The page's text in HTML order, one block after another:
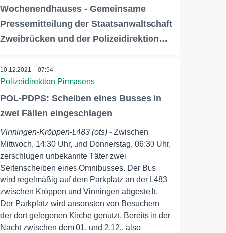
Wochenendhauses - Gemeinsame
Pressemitteilung der Staatsanwaltschaft
Zweibrücken und der Polizeidirektion…
10.12.2021 – 07:54
Polizeidirektion Pirmasens
POL-PDPS: Scheiben eines Busses in
zwei Fällen eingeschlagen
Vinningen-Kröppen-L483 (ots) - Zwischen
Mittwoch, 14:30 Uhr, und Donnerstag, 06:30 Uhr,
zerschlugen unbekannte Täter zwei
Seitenscheiben eines Omnibusses. Der Bus
wird regelmäßig auf dem Parkplatz an der L483
zwischen Kröppen und Vinningen abgestellt.
Der Parkplatz wird ansonsten von Besuchern
der dort gelegenen Kirche genutzt. Bereits in der
Nacht zwischen dem 01. und 2.12., also